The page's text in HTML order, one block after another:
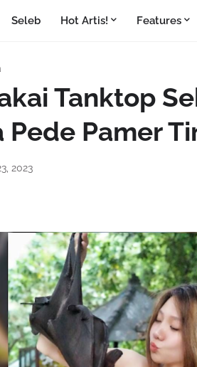
Seleb Hot Artis! Features
Tanktop
Pede Pamer
2023